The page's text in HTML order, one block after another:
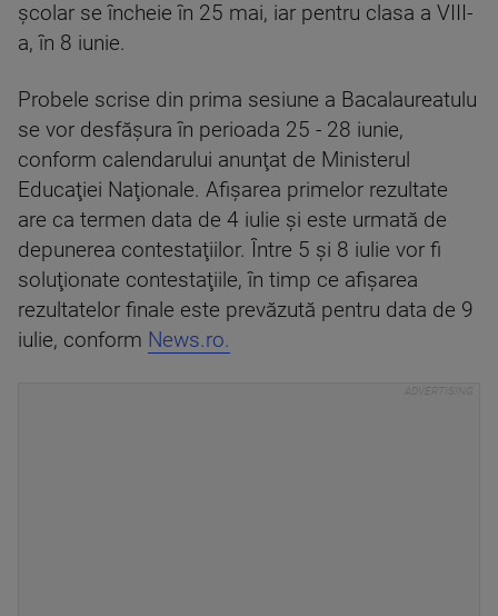
şcolar se încheie în 25 mai, iar pentru clasa a VIII-
a, în 8 iunie.
Probele scrise din prima sesiune a Bacalaureatulu
se vor desfăşura în perioada 25 - 28 iunie,
conform calendarului anunţat de Ministerul
Educaţiei Naţionale. Afişarea primelor rezultate
are ca termen data de 4 iulie şi este urmată de
depunerea contestaţiilor. Între 5 şi 8 iulie vor fi
soluţionate contestaţiile, în timp ce afişarea
rezultatelor finale este prevăzută pentru data de 9
iulie, conform News.ro.